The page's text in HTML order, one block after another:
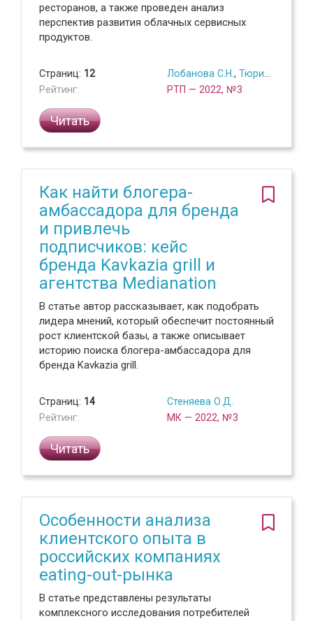
ресторанов, а также проведен анализ
перспектив развития облачных сервисных
продуктов.
Страниц: 12
Рейтинг:
Лобанова С.Н. , Тюрин Д.В.
РТП — 2022, №3
Читать
Как найти блогера-
амбассадора для бренда
и привлечь
подписчиков: кейс
бренда Kavkazia grill и
агентства Medianation
В статье автор рассказывает, как подобрать
лидера мнений, который обеспечит постоянный
рост клиентской базы, а также описывает
историю поиска блогера-амбассадора для
бренда Kavkazia grill.
Страниц: 14
Рейтинг:
Стеняева О.Д.
МК — 2022, №3
Читать
Особенности анализа
клиентского опыта в
российских компаниях
eating-out-рынка
В статье представлены результаты
комплексного исследования потребителей